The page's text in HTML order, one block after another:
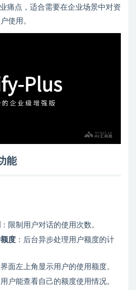
痛点，适合需要在企业场景中对资
使用。
能
：限制用户对话的使用次数。
度 ：后台异步处理用户额度的计
界面左上角显示用户的使用额度。
用户能查看自己的额度使用情况。